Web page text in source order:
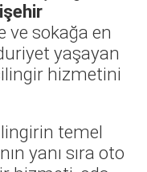
ve sokağa en
yaşayan
hizmetini
temel
yanı sıra oto